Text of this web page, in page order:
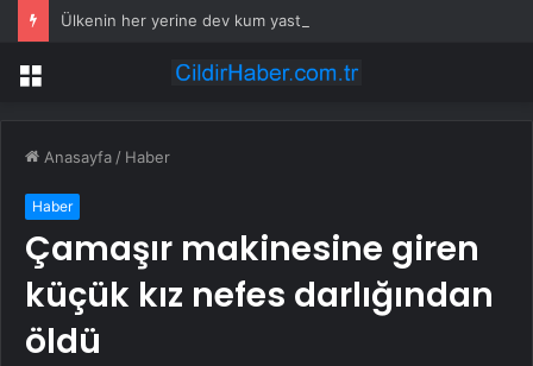
Ülkenin her yerine dev kum yastıkları serdiler
Menü
Anasayfa / Haber
Haber
Çamaşır makinesine giren
küçük kız nefes darlığından
öldü